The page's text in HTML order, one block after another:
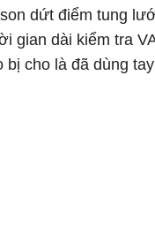
dứt điểm tung
gian dài kiểm tra
bị cho là đã dùng